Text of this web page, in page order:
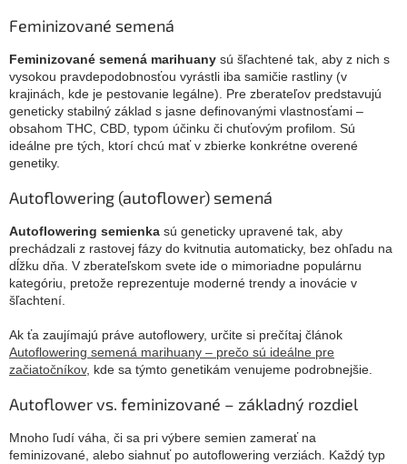
Feminizované semená
Feminizované semená marihuany sú šľachtené tak, aby z nich s
vysokou pravdepodobnosťou vyrástli iba samičie rastliny (v
krajinách, kde je pestovanie legálne). Pre zberateľov predstavujú
geneticky stabilný základ s jasne definovanými vlastnosťami –
obsahom THC, CBD, typom účinku či chuťovým profilom. Sú
ideálne pre tých, ktorí chcú mať v zbierke konkrétne overené
genetiky.
Autoflowering (autoflower) semená
Autoflowering semienka sú geneticky upravené tak, aby
prechádzali z rastovej fázy do kvitnutia automaticky, bez ohľadu na
dĺžku dňa. V zberateľskom svete ide o mimoriadne populárnu
kategóriu, pretože reprezentuje moderné trendy a inovácie v
šľachtení.
Ak ťa zaujímajú práve autoflowery, určite si prečítaj článok
Autoflowering semená marihuany – prečo sú ideálne pre
začiatočníkov, kde sa týmto genetikám venujeme podrobnejšie.
Autoflower vs. feminizované – základný rozdiel
Mnoho ľudí váha, či sa pri výbere semien zamerať na
feminizované, alebo siahnuť po autoflowering verziách. Každý typ